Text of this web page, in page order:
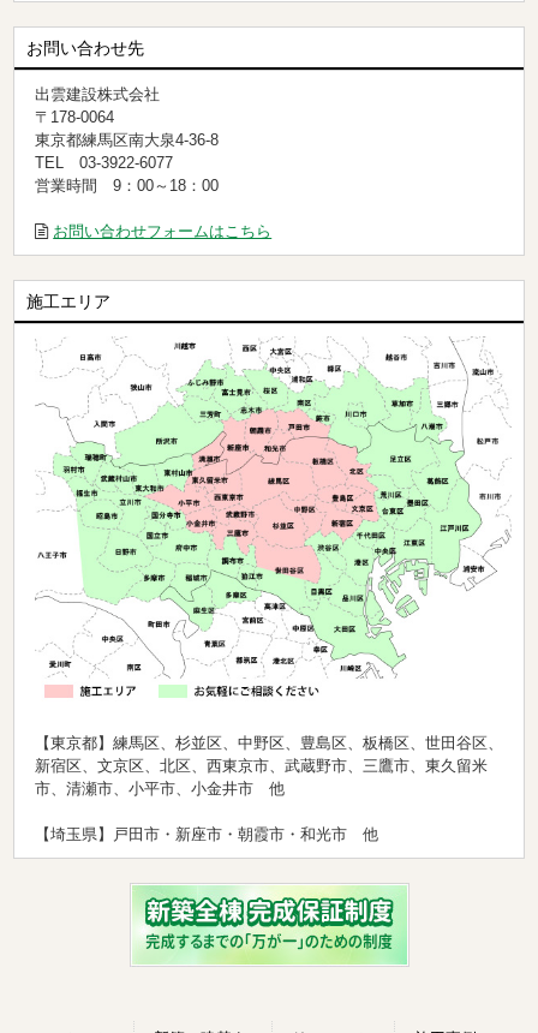
お問い合わせ先
出雲建設株式会社
〒178-0064
東京都練馬区南大泉4-36-8
TEL 03-3922-6077
営業時間 9：00～18：00
お問い合わせフォームはこちら
施工エリア
【東京都】練馬区、杉並区、中野区、豊島区、板橋区、世田谷区、
新宿区、文京区、北区、西東京市、武蔵野市、三鷹市、東久留米
市、清瀬市、小平市、小金井市 他
【埼玉県】戸田市・新座市・朝霞市・和光市 他